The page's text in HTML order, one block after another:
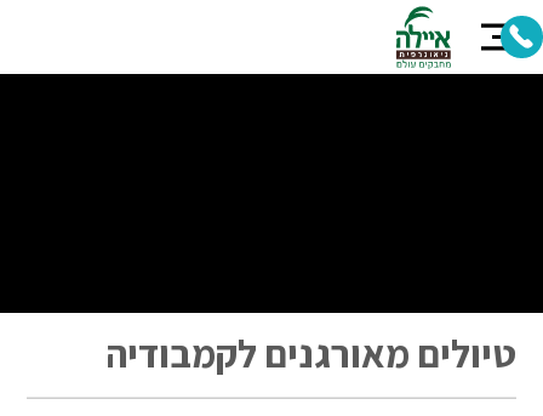
טיולים מאורגנים לקמבודיה